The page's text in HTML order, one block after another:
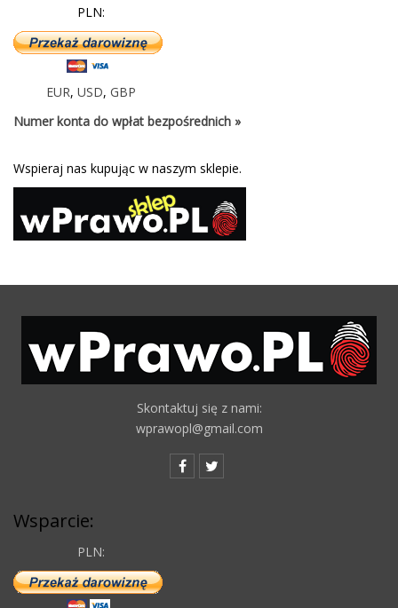
PLN:
EUR, USD, GBP
Numer konta do wpłat bezpośrednich »
Wspieraj nas kupując w naszym sklepie.
Skontaktuj się z nami:
wprawopl@gmail.com
Wsparcie:
PLN: